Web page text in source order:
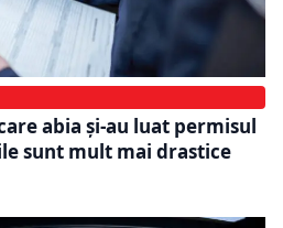
abia și-au luat permisul
sunt mult mai drastice